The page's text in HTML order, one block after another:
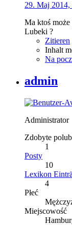
29. Maj 2014,
Ma ktoś
Lubeki ?
Zitieren
Inhalt
Na
admin
Administrator
Zdobyte
1
Posty
10
Lexikon
4
Płeć
Miejscowość